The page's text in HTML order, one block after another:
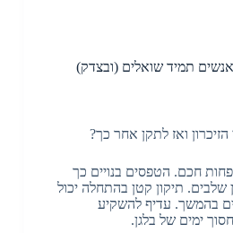
ואז לתקן אחר כך?
חכם. הטפסים בנויים כך
שלבים. תיקון קטן בהתחלה יכול
בהמשך. עדיף להשקיע
ימים של בלגן.